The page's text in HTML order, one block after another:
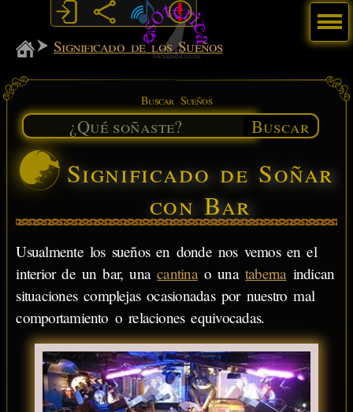
MiSabueso
Significado de los Sueños
Buscar Sueños
Buscar
Significado de Soñar
con Bar
Usualmente los sueños en donde nos vemos en el
interior de un bar, unacantinao unatabernaindican
situaciones complejas ocasionadas por nuestro mal
comportamiento o relaciones equivocadas.
Menú